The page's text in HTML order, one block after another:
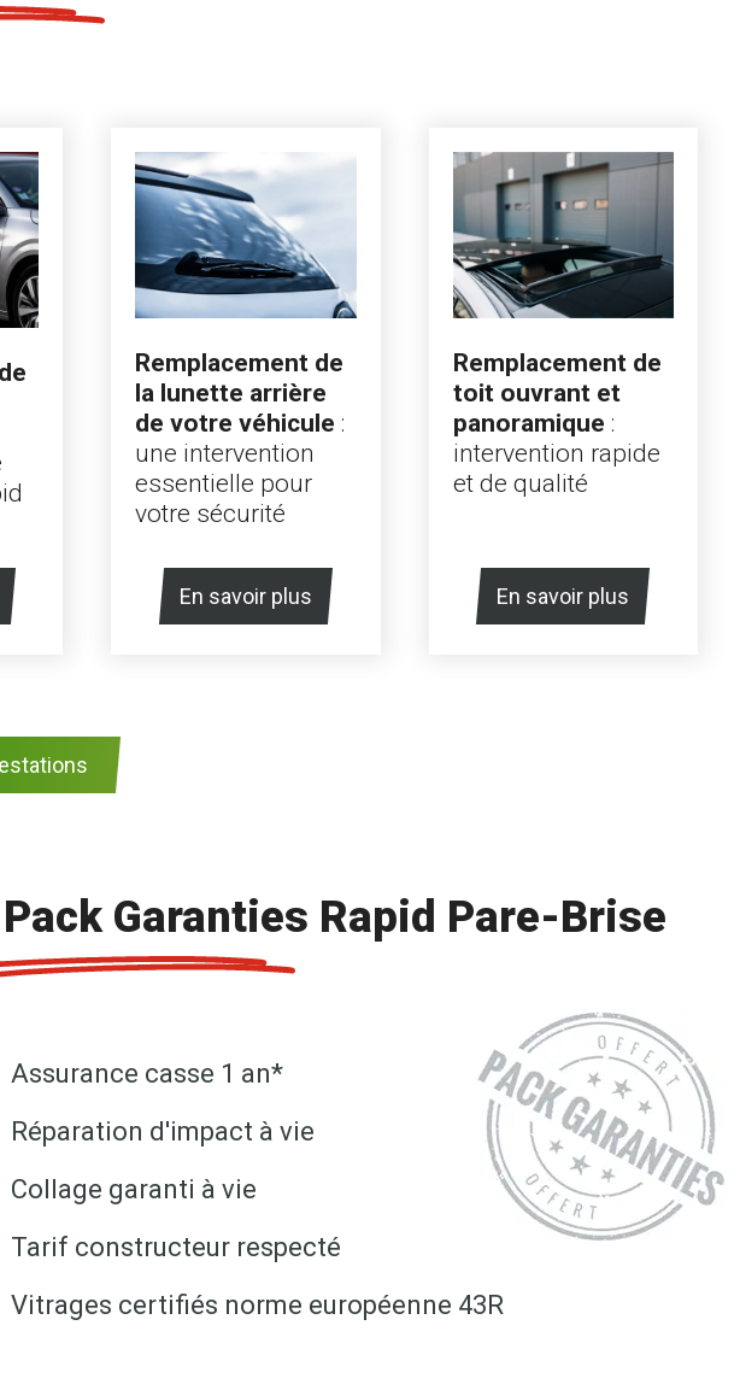
Remplacement de
la lunette arrière
de votre véhicule :
une intervention
essentielle pour
votre sécurité
En savoir plus
Remplacement de
toit ouvrant et
panoramique :
intervention rapide
et de qualité
En savoir plus
Garanties Rapid Pare-Brise
Assurance casse 1 an*
Réparation d'impact à vie
Collage garanti à vie
Tarif constructeur respecté
Vitrages certifiés norme européenne 43R